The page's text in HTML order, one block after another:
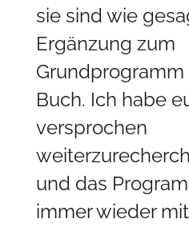
sie sind wie
Ergänzung zum
Grundprogramm
Buch. Ich habe
versprochen
und das
immer wieder